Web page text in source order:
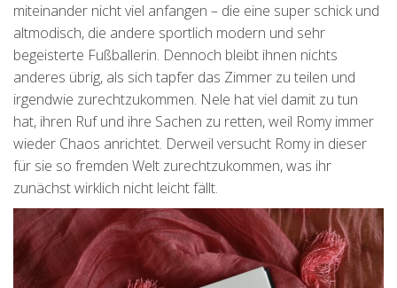
miteinander nicht viel anfangen – die eine super schick und
altmodisch, die andere sportlich modern und sehr
begeisterte Fußballerin. Dennoch bleibt ihnen nichts
anderes übrig, als sich tapfer das Zimmer zu teilen und
irgendwie zurechtzukommen. Nele hat viel damit zu tun
hat, ihren Ruf und ihre Sachen zu retten, weil Romy immer
wieder Chaos anrichtet. Derweil versucht Romy in dieser
für sie so fremden Welt zurechtzukommen, was ihr
zunächst wirklich nicht leicht fällt.